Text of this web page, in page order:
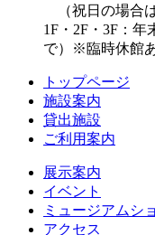
（祝日の場合は
1F・2F・3F：年
で）※臨時休館
トップページ
施設案内
貸出施設
ご利用案内
展示案内
イベント
ミュージアムシ
アクセス